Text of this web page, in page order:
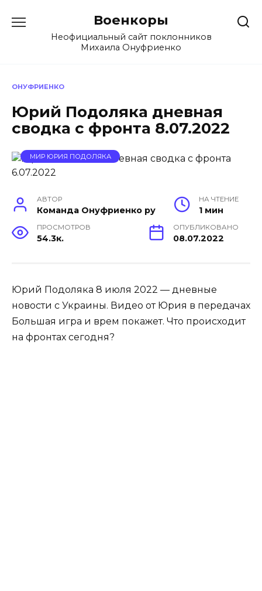
содержанию
Военкоры
Неофициальный сайт поклонников
Михаила Онуфриенко
ОНУФРИЕНКО
Юрий Подоляка дневная
сводка с фронта 8.07.2022
МИР ЮРИЯ ПОДОЛЯКА
АВТОР
Команда Онуфриенко ру
НА ЧТЕНИЕ
1 мин
ПРОСМОТРОВ
54.3к.
ОПУБЛИКОВАНО
08.07.2022
Юрий Подоляка 8 июля 2022 — дневные
новости с Украины. Видео от Юрия в передачах
Большая игра и врем покажет. Что происходит
на фронтах сегодня?